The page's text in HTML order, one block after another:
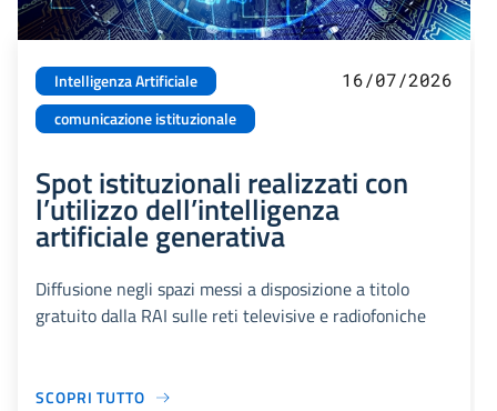
Intelligenza Artificiale
comunicazione istituzionale
16/07/2026
Spot istituzionali realizzati con
l’utilizzo dell’intelligenza
artificiale generativa
Diffusione negli spazi messi a disposizione a titolo
gratuito dalla RAI sulle reti televisive e radiofoniche
SCOPRI TUTTO